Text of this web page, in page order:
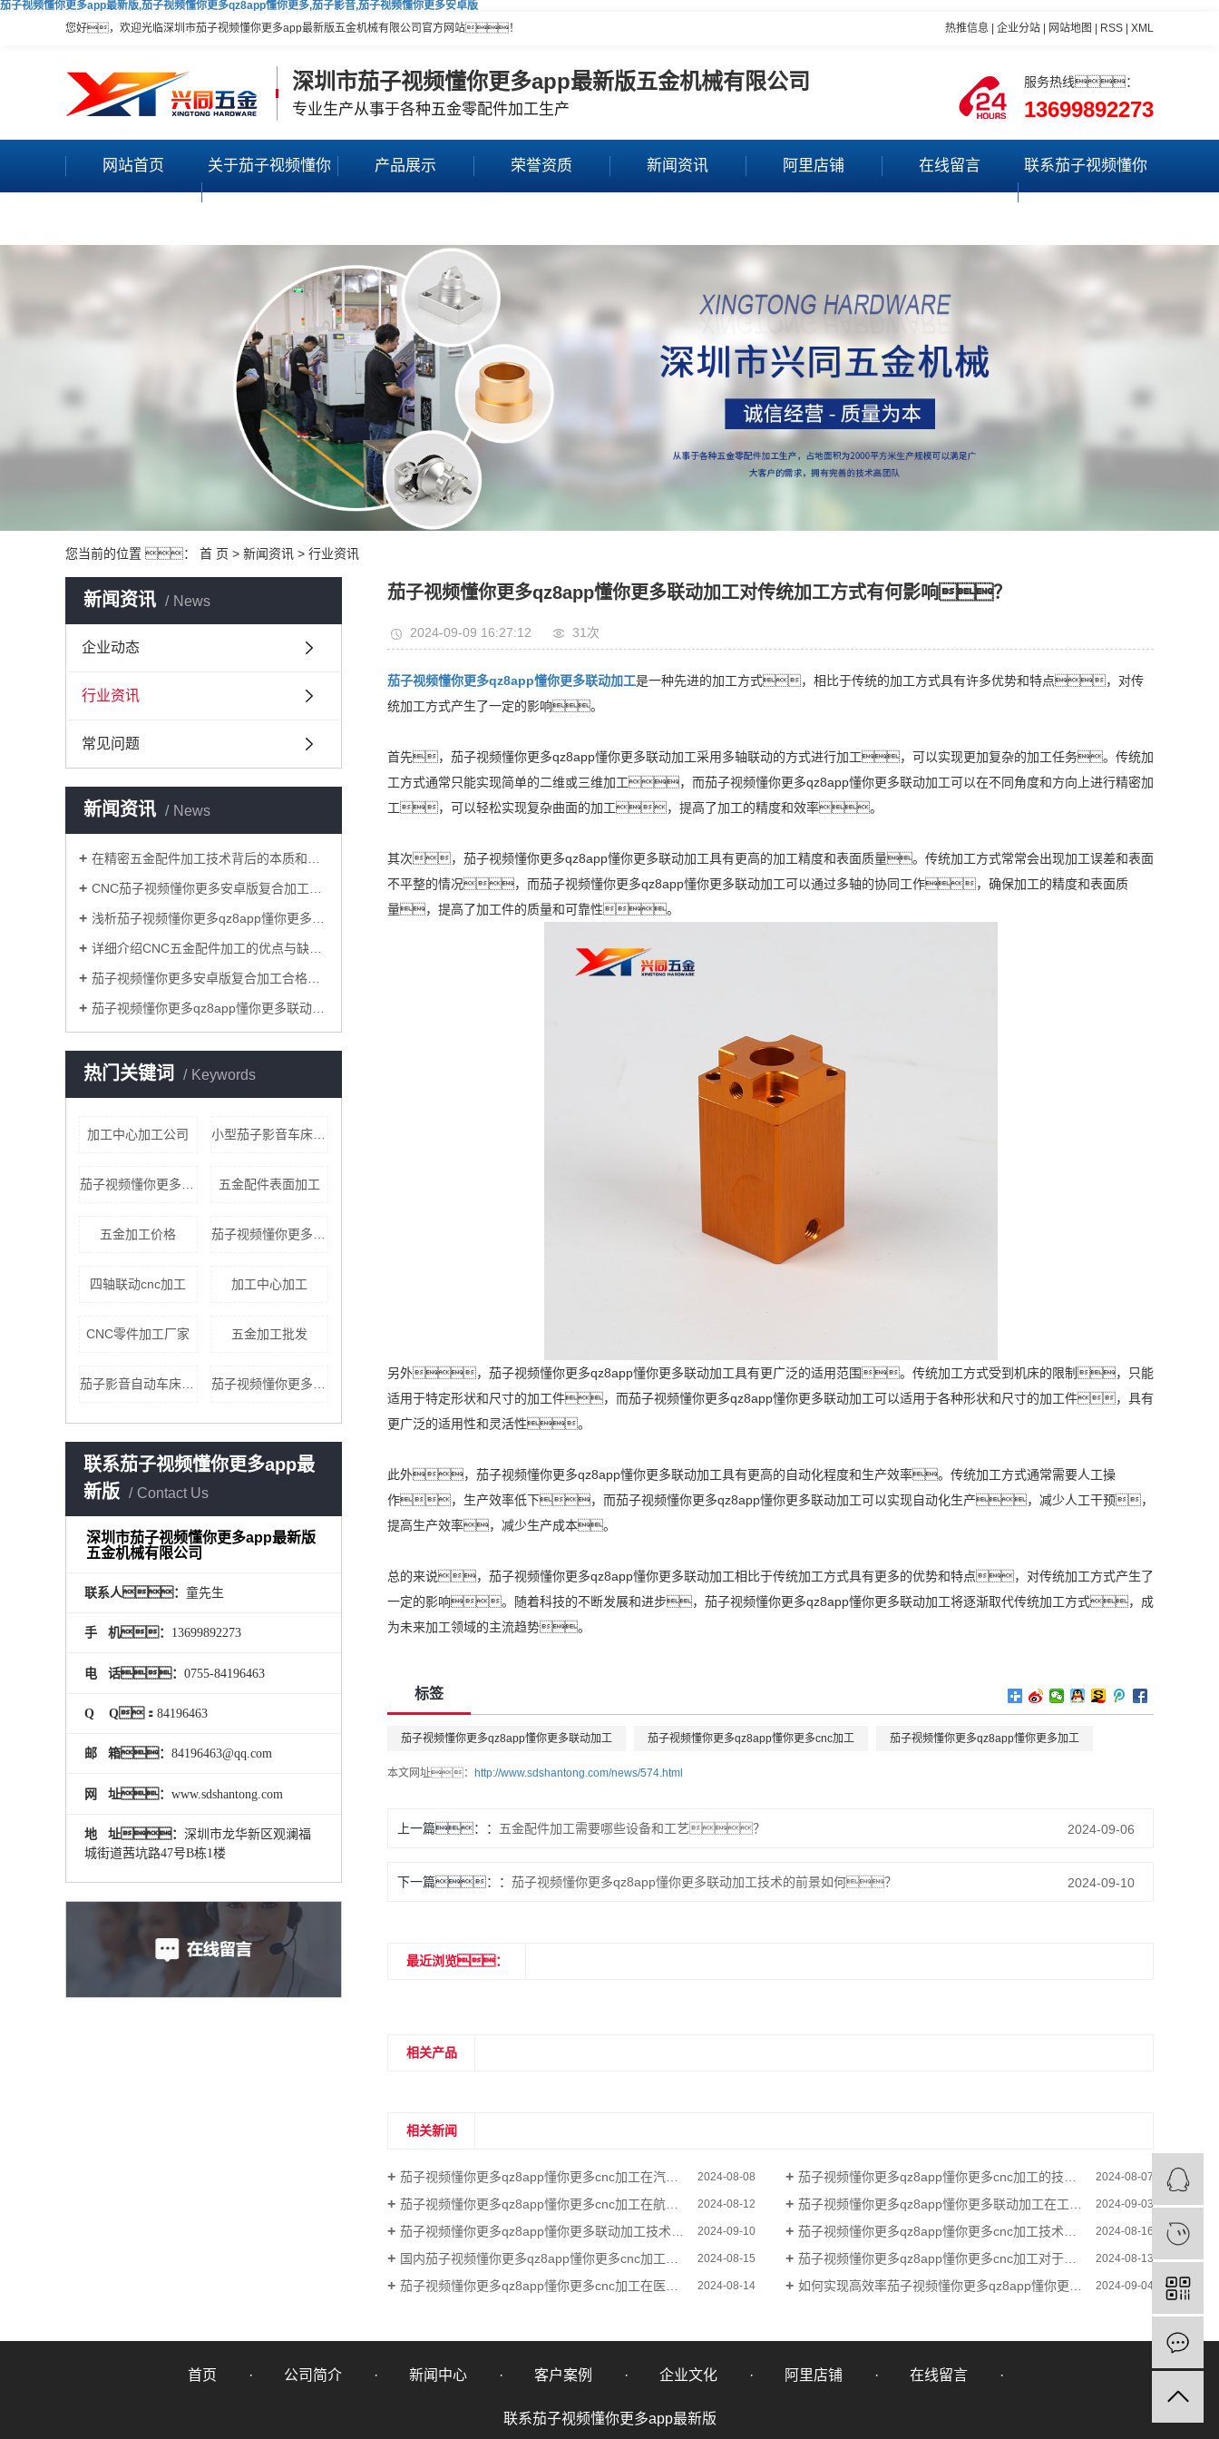
茄子视频懂你更多app最新版,茄子视频懂你更多qz8app懂你更多,茄子影音,茄子视频懂你更多安卓版
您好，欢迎光临深圳市茄子视频懂你更多app最新版五金机械有限公司官方网站！
热推信息 企业分站 网站地图 RSS XML
深圳市茄子视频懂你更多app最新版五金机械有限公司
专业生产从事于各种五金零配件加工生产
服务热线：
13699892273
网站首页 关于茄子视频懂你 产品展示 荣誉资质 新闻资讯 阿里店铺 在线留言 联系茄子视频懂你
您当前的位置 ： 首 页 > 新闻资讯 > 行业资讯
新闻资讯 News
企业动态
行业资讯
常见问题
新闻资讯 News
在精密五金配件加工技术背后的本质和关键是什么？
CNC茄子视频懂你更多安卓版复合加工过程中减少铝型材表面损伤的原因？
浅析茄子视频懂你更多qz8app懂你更多cnc加工联动技术对模具业的重要意义！
详细介绍CNC五金配件加工的优点与缺点！
茄子视频懂你更多安卓版复合加工合格率的标准要求具体有哪些？
茄子视频懂你更多qz8app懂你更多联动茄子影音加工和一般的三轴联动茄子影音加工相比，优势有哪些？
热门关键词 Keywords
加工中心加工公司 小型茄子影音车床加工
五金配件表面加工
五金加工价格
四轴联动cnc加工 加工中心加工
CNC零件加工厂家 五金加工批发
联系茄子视频懂你更多app最
新版
Contact Us
深圳市茄子视频懂你更多app最新版
五金机械有限公司
联系人： 童先生
手 机： 13699892273
电 话： 0755-84196463
Q Q： 84196463
邮 箱： 84196463@qq.com
网 址： www.sdshantong.com
地 址： 深圳市龙华新区观澜福
城街道茜坑路47号B栋1楼
茄子视频懂你更多qz8app懂你更多联动加工对传统加工方式有何影响？
2024-09-09 16:27:12 31次
茄子视频懂你更多qz8app懂你更多联动加工是一种先进的加工方式，相比于传统的加工方式具有许多优势和特点，对传
统加工方式产生了一定的影响。
首先，茄子视频懂你更多qz8app懂你更多联动加工采用多轴联动的方式进行加工，可以实现更加复杂的加工任务。传统加
工方式通常只能实现简单的二维或三维加工，而茄子视频懂你更多qz8app懂你更多联动加工可以在不同角度和方向上进行精密加
工，可以轻松实现复杂曲面的加工，提高了加工的精度和效率。
其次，茄子视频懂你更多qz8app懂你更多联动加工具有更高的加工精度和表面质量。传统加工方式常常会出现加工误差和表面
不平整的情况，而茄子视频懂你更多qz8app懂你更多联动加工可以通过多轴的协同工作，确保加工的精度和表面质
量，提高了加工件的质量和可靠性。
另外，茄子视频懂你更多qz8app懂你更多联动加工具有更广泛的适用范围。传统加工方式受到机床的限制，只能
适用于特定形状和尺寸的加工件，而茄子视频懂你更多qz8app懂你更多联动加工可以适用于各种形状和尺寸的加工件，具有
更广泛的适用性和灵活性。
此外，茄子视频懂你更多qz8app懂你更多联动加工具有更高的自动化程度和生产效率。传统加工方式通常需要人工操
作，生产效率低下，而茄子视频懂你更多qz8app懂你更多联动加工可以实现自动化生产，减少人工干预，
提高生产效率，减少生产成本。
总的来说，茄子视频懂你更多qz8app懂你更多联动加工相比于传统加工方式具有更多的优势和特点，对传统加工方式产生了
一定的影响。随着科技的不断发展和进步，茄子视频懂你更多qz8app懂你更多联动加工将逐渐取代传统加工方式，成
为未来加工领域的主流趋势。
标签
茄子视频懂你更多qz8app懂你更多联动加工 茄子视频懂你更多qz8app懂你更多cnc加工 茄子视频懂你更多qz8app懂你更多加工
本文网址： http://www.sdshantong.com/news/574.html
上一篇： 五金配件加工需要哪些设备和工艺？ 2024-09-06
下一篇： 茄子视频懂你更多qz8app懂你更多联动加工技术的前景如何？ 2024-09-10
最近浏览：
相关产品
相关新闻
茄子视频懂你更多qz8app懂你更多cnc加工在汽车零部件制造中的作用如何体现？ 2024-08-08 茄子视频懂你更多qz8app懂你更多cnc加工的技术难度如何？ 2024-08-07
茄子视频懂你更多qz8app懂你更多cnc加工在航空航天领域有哪些应用？ 2024-08-12 茄子视频懂你更多qz8app懂你更多联动加工在工业领域中的应用？ 2024-09-03
茄子视频懂你更多qz8app懂你更多联动加工技术的前景如何？ 2024-09-10 茄子视频懂你更多qz8app懂你更多cnc加工技术的进步给制造业带来了哪些改变？ 2024-08-16
国内茄子视频懂你更多qz8app懂你更多cnc加工行业的发展趋势如何看待？ 2024-08-15 茄子视频懂你更多qz8app懂你更多cnc加工对于电子产品制造的影响如何？ 2024-08-13
茄子视频懂你更多qz8app懂你更多cnc加工在医疗设备制造中的地位如何？ 2024-08-14 如何实现高效率茄子视频懂你更多qz8app懂你更多联动加工？ 2024-09-04
首页 公司简介 新闻中心 客户案例 企业文化 阿里店铺 在线留言
联系茄子视频懂你更多app最新版